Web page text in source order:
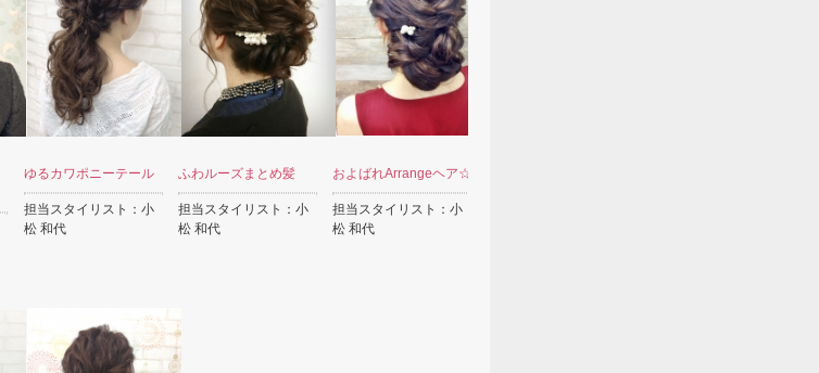
ゆるカワポニーテール
担当スタイリスト：小
松 和代
ふわルーズまとめ髪
担当スタイリスト：小
松 和代
およばれArrangeヘア☆
担当スタイリスト：小
松 和代